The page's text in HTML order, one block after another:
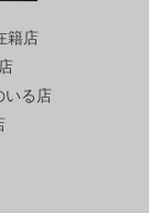
籍店
いる店